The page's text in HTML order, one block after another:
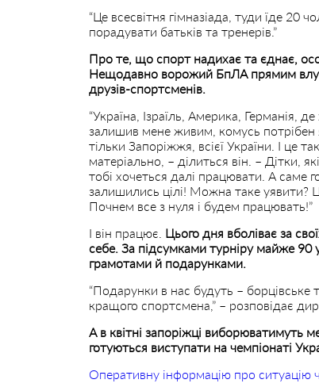
“Це всесвітня гімназіада, туди їде 20
порадувати батьків та тренерів.”
Про те, що спорт надихає та єднає,
Нещодавно ворожий БпЛА прямим
друзів-спортсменів.
“Україна, Ізраїль, Америка, Германія,
залишив мене живим, комусь потрібен
тільки Запоріжжя, всієї України. І це
матеріально, – ділиться він. – Дітки,
тобі хочеться далі працювати. А саме
залишились цілі! Можна таке уявити?
Почнем все з нуля і будем працювать!”
І він працює. Цього дня вболіває за
себе. За підсумками турніру майже 90
грамотами й подарунками.
“Подарунки в нас будуть – борцівське
кращого спортсмена,” – розповідає
А в квітні запоріжці виборюватимуть
готуються виступати на чемпіонаті
Оперативну інформацію про ситуацію